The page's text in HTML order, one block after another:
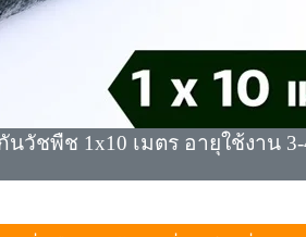
วัชพืช 1x10 เมตร อายุใช้งาน 3-